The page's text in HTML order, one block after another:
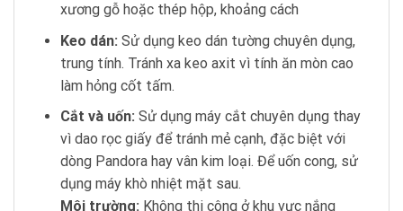
xương gỗ hoặc thép hộp, khoảng cách
Keo dán: Sử dụng keo dán tường chuyên dụng,
trung tính. Tránh xa keo axit vì tính ăn mòn cao
làm hỏng cốt tấm.
Cắt và uốn: Sử dụng máy cắt chuyên dụng thay
vì dao rọc giấy để tránh mẻ cạnh, đặc biệt với
dòng Pandora hay vân kim loại. Để uốn cong, sử
dụng máy khò nhiệt mặt sau.
Môi trường: Không thi công ở khu vực nắng